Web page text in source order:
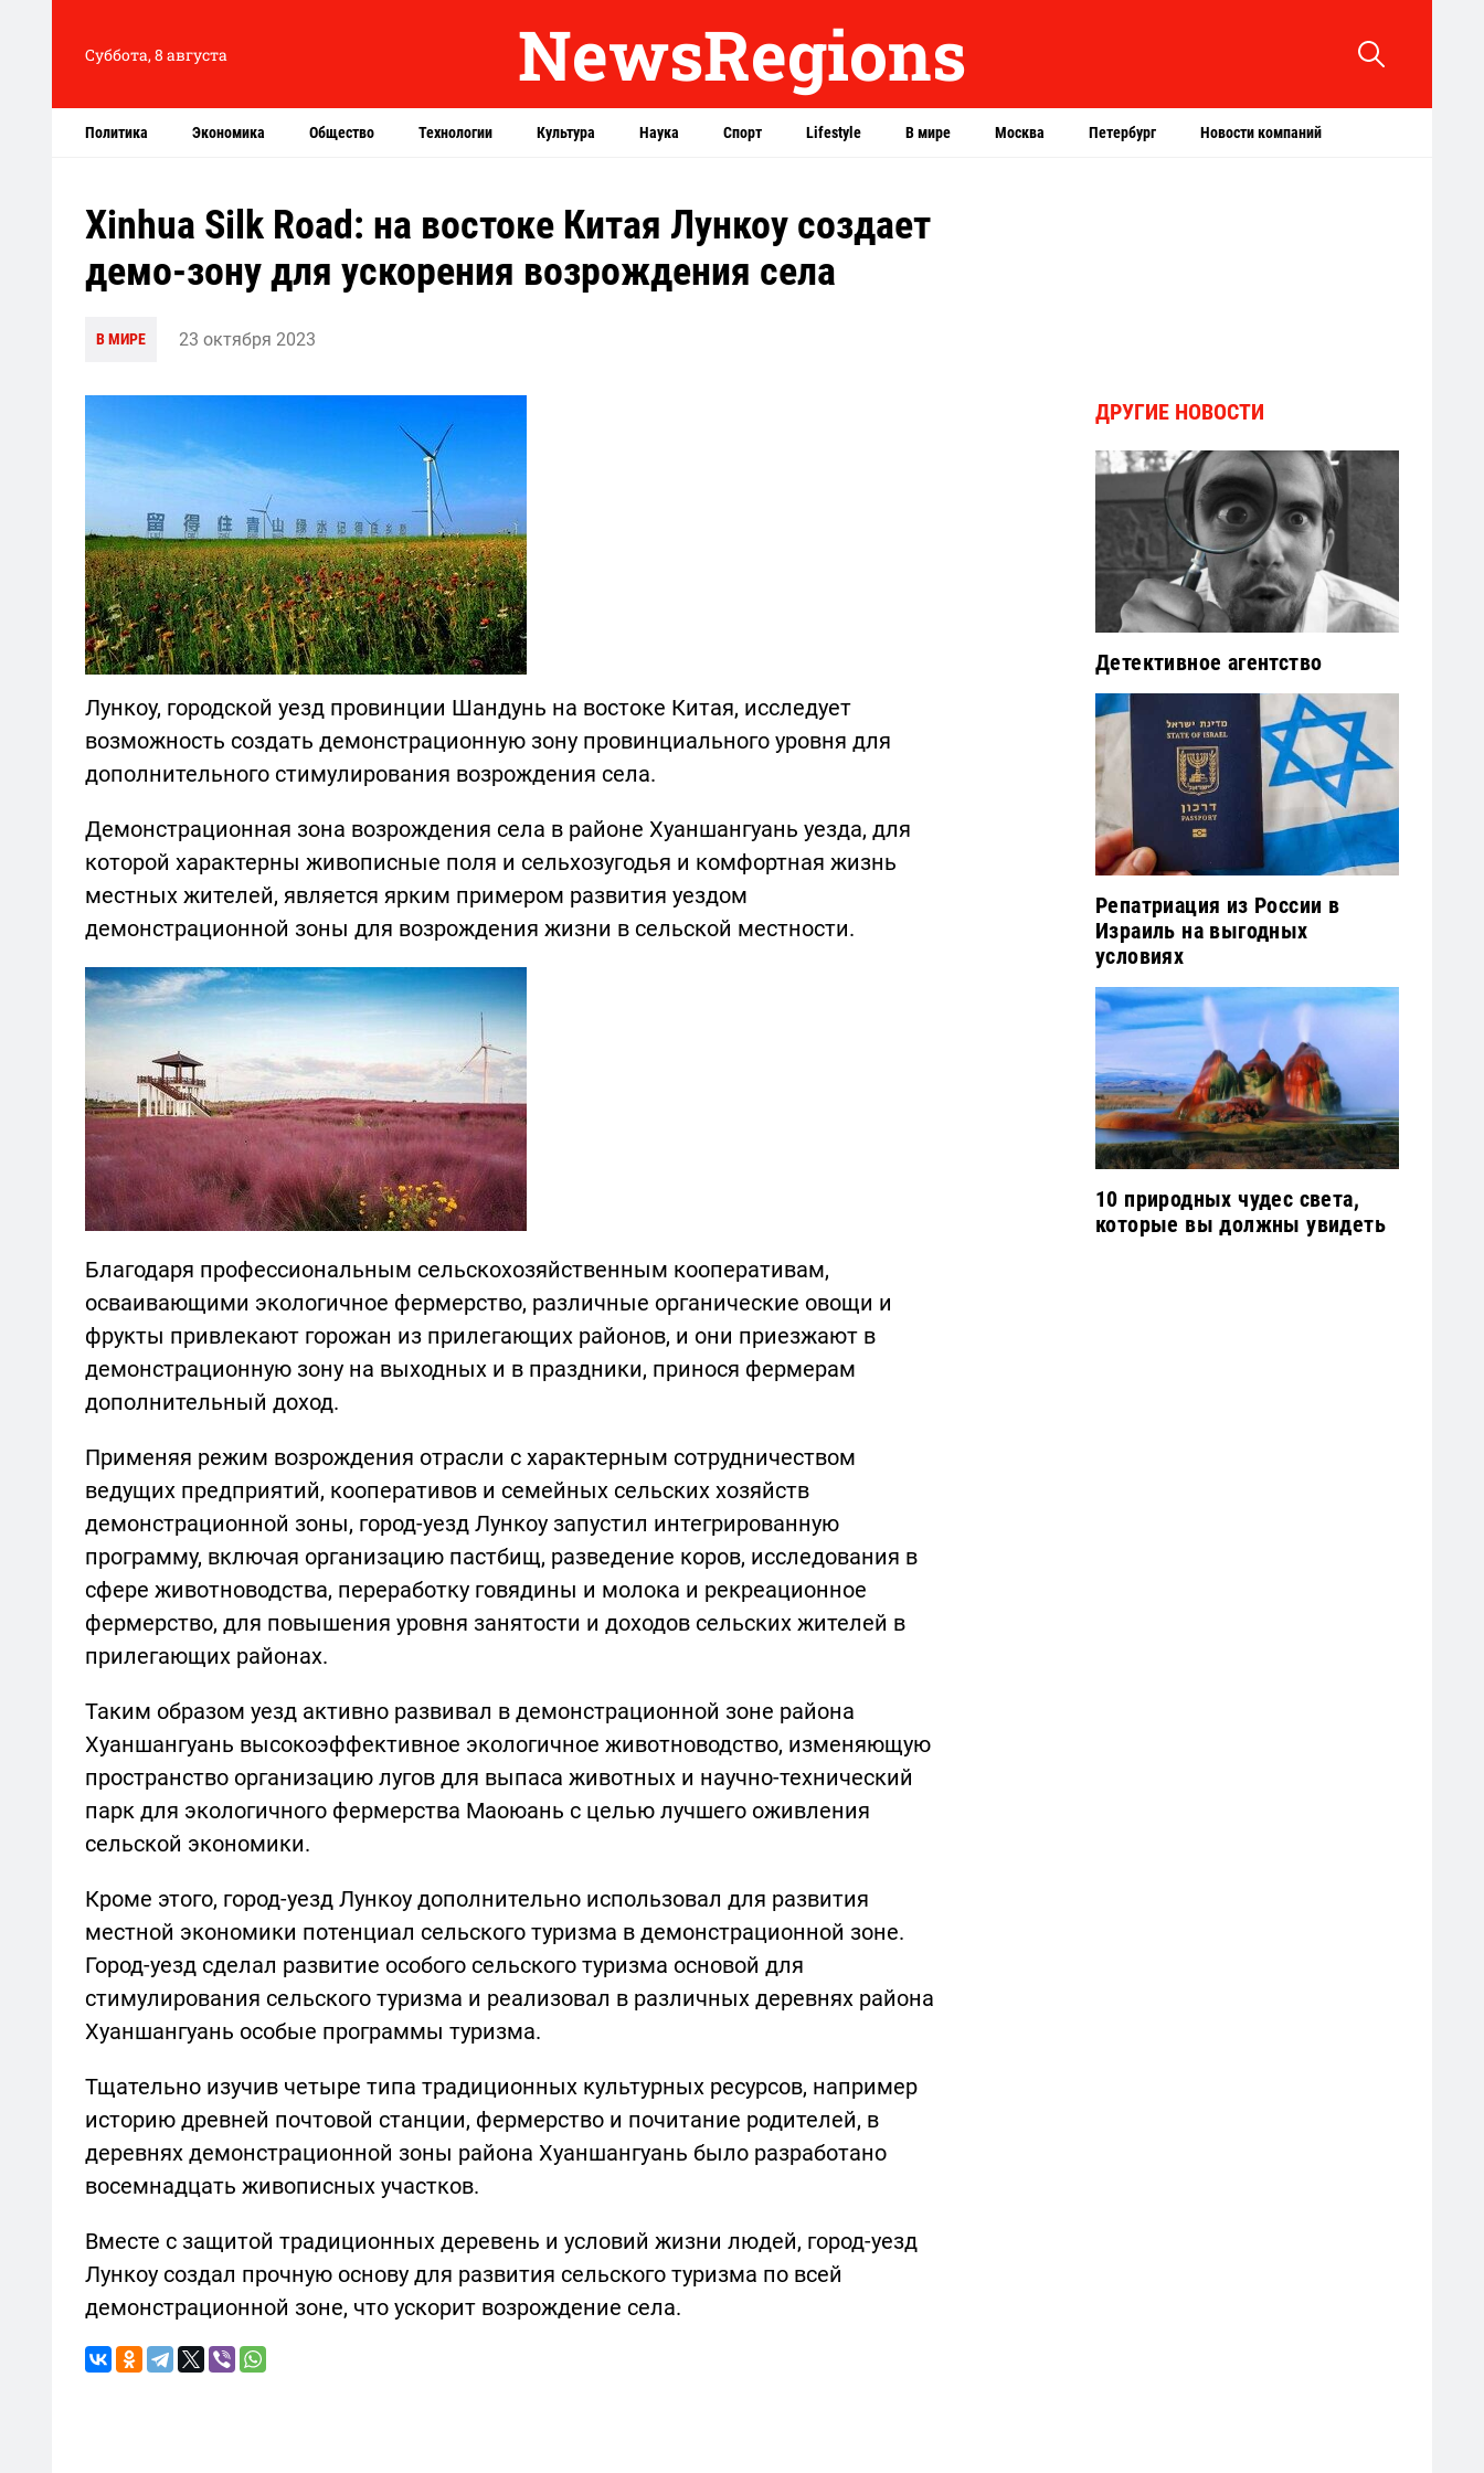
Суббота, 8 августа NewsRegions
Политика Экономика Общество Технологии Культура Наука Спорт Lifestyle В мире Москва Петербург Новости компаний
Xinhua Silk Road: на востоке Китая Лункоу создает
демо-зону для ускорения возрождения села
В МИРЕ 23 октября 2023
Лункоу, городской уезд провинции Шандунь на востоке Китая, исследует
возможность создать демонстрационную зону провинциального уровня для
дополнительного стимулирования возрождения села.
Демонстрационная зона возрождения села в районе Хуаншангуань уезда, для
которой характерны живописные поля и сельхозугодья и комфортная жизнь
местных жителей, является ярким примером развития уездом
демонстрационной зоны для возрождения жизни в сельской местности.
Благодаря профессиональным сельскохозяйственным кооперативам,
осваивающими экологичное фермерство, различные органические овощи и
фрукты привлекают горожан из прилегающих районов, и они приезжают в
демонстрационную зону на выходных и в праздники, принося фермерам
дополнительный доход.
Применяя режим возрождения отрасли с характерным сотрудничеством
ведущих предприятий, кооперативов и семейных сельских хозяйств
демонстрационной зоны, город-уезд Лункоу запустил интегрированную
программу, включая организацию пастбищ, разведение коров, исследования в
сфере животноводства, переработку говядины и молока и рекреационное
фермерство, для повышения уровня занятости и доходов сельских жителей в
прилегающих районах.
Таким образом уезд активно развивал в демонстрационной зоне района
Хуаншангуань высокоэффективное экологичное животноводство, изменяющую
пространство организацию лугов для выпаса животных и научно-технический
парк для экологичного фермерства Маоюань с целью лучшего оживления
сельской экономики.
Кроме этого, город-уезд Лункоу дополнительно использовал для развития
местной экономики потенциал сельского туризма в демонстрационной зоне.
Город-уезд сделал развитие особого сельского туризма основой для
стимулирования сельского туризма и реализовал в различных деревнях района
Хуаншангуань особые программы туризма.
Тщательно изучив четыре типа традиционных культурных ресурсов, например
историю древней почтовой станции, фермерство и почитание родителей, в
деревнях демонстрационной зоны района Хуаншангуань было разработано
восемнадцать живописных участков.
Вместе с защитой традиционных деревень и условий жизни людей, город-уезд
Лункоу создал прочную основу для развития сельского туризма по всей
демонстрационной зоне, что ускорит возрождение села.
ДРУГИЕ НОВОСТИ
Детективное агентство
Репатриация из России в
Израиль на выгодных
условиях
10 природных чудес света,
которые вы должны увидеть